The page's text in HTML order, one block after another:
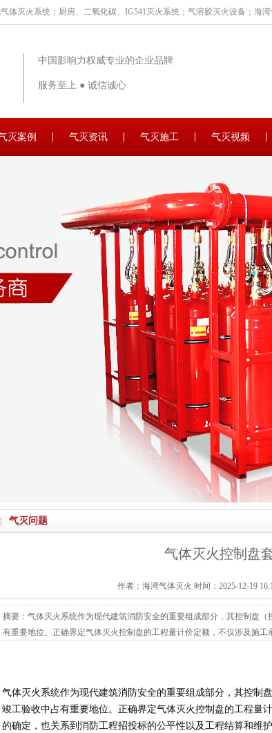
体灭火系统；厨房、二氧化碳、IG541灭火系统；气溶胶灭火设备；海
中国影响力权威专业的企业品牌
服务至上 ● 诚信诚心
灭案例 气灭资讯 气灭施工 气灭视频
气灭问题
气体灭火控制盘
作者：海湾气体灭火 时间：2025-12-19
摘要：气体灭火系统作为现代建筑消防安全的重要组成部分，其控制盘
有重要地位。正确界定气体灭火控制盘的工程量计价定额，不仅涉及施
气体灭火系统作为现代建筑消防安全的重要组成部分，其控制
竣工验收中占有重要地位。正确界定气体灭火控制盘的工程量
的确定，也关系到消防工程招投标的公平性以及工程结算和维